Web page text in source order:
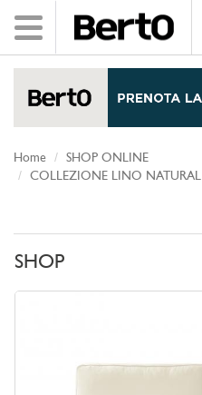
Toggle
navigation
Home
SHOP ONLINE
COLLEZIONE LINO NATURAL
SHOP